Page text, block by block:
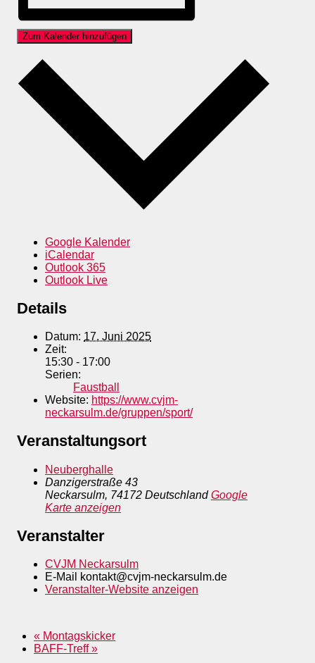
Zum Kalender hinzufügen
Google Kalender
iCalendar
Outlook 365
Outlook Live
Details
Datum: 17. Juni 2025
Zeit:
15:30 - 17:00
Serien:
Faustball
Website: https://www.cvjm-
neckarsulm.de/gruppen/sport/
Veranstaltungsort
Neuberghalle
Danzigerstraße 43
Neckarsulm, 74172 Deutschland Google
Karte anzeigen
Veranstalter
CVJM Neckarsulm
E-Mail
kontakt@cvjm-neckarsulm.de
Veranstalter-Website anzeigen
« Montagskicker
BAFF-Treff»